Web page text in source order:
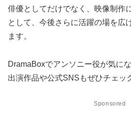
俳優としてだけでなく、映像制作
として、今後さらに活躍の場を広
ます。
DramaBoxでアンソニー役が気に
出演作品や公式SNSもぜひチェッ